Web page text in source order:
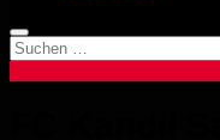
Suchen
nach: